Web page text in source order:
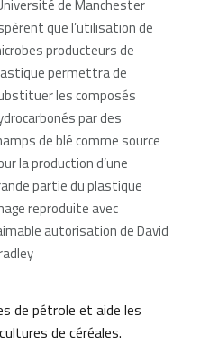
de Manchester
que l’utilisation de
producteurs de
permettra de
les composés
par des
de blé comme source
la production d’une
partie du plastique
reproduite avec
autorisation de David
de pétrole et aide les
de céréales.